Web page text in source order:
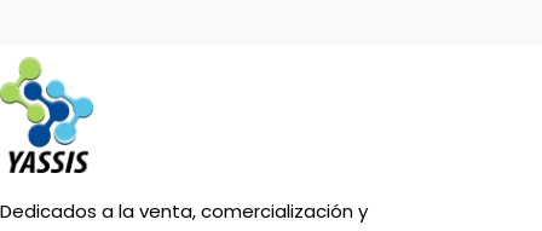
Dedicados a la venta, comercialización y